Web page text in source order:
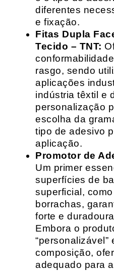
diferentes
e fixação.
Fitas Dupla
Tecido – TNT:
rasgo, sendo
aplicações
indústria têxtil e
personalização
escolha da
tipo de adesivo
aplicação.
Promotor de
Um primer
superfícies de
superficial,
borrachas,
forte e
Embora o
“personalizável”
composição,
adequado para